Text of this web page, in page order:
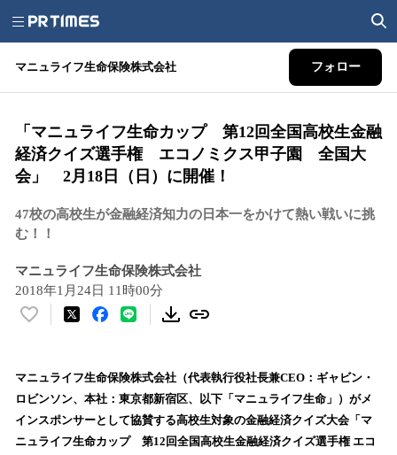
マニュライフ生命保険株式会社 フォロー
「マニュライフ生命カップ 第12回全国高校生金融
経済クイズ選手権 エコノミクス甲子園 全国大
会」 2月18日（日）に開催！
47校の高校生が金融経済知力の日本一をかけて熱い戦いに挑
む！！
マニュライフ生命保険株式会社
2018年1月24日 11時00分
い
！
数
を
読
​マニュライフ生命保険株式会社（代表執行役社長兼CEO：ギャビン・
ロビンソン、本社：東京都新宿区、以下「マニュライフ生命」）がメ
インスポンサーとして協賛する高校生対象の金融経済クイズ大会「マ
ニュライフ生命カップ 第12回全国高校生金融経済クイズ選手権 エコ